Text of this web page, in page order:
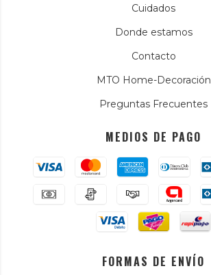
Cuidados
Donde estamos
Contacto
MTO Home-Decoración
Preguntas Frecuentes
MEDIOS DE PAGO
FORMAS DE ENVÍO